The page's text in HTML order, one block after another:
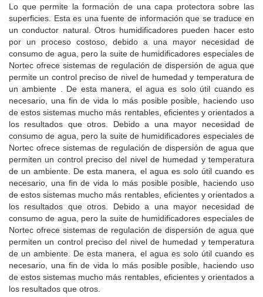
Lo que permite la formación de una capa protectora sobre las
superficies. Esta es una fuente de información que se traduce en
un conductor natural.Otros humidificadores pueden hacer esto
por un proceso costoso, debido a una mayor necesidad de
consumo de agua, pero la suite de humidificadores especiales de
Nortec ofrece sistemas de regulación de dispersión de agua que
permite un control preciso de nivel de humedad y temperatura de
un ambiente . De esta manera, el agua es solo útil cuando es
necesario, una fin de vida lo más posible posible, haciendo uso
de estos sistemas mucho más rentables, eficientes y orientados a
los resultados que otros. Debido a una mayor necesidad de
consumo de agua, pero la suite de humidificadores especiales de
Nortec ofrece sistemas de regulación de dispersión de agua que
permiten un control preciso del nivel de humedad y temperatura
de un ambiente. De esta manera, el agua es solo útil cuando es
necesario, una fin de vida lo más posible posible, haciendo uso
de estos sistemas mucho más rentables, eficientes y orientados a
los resultados que otros. Debido a una mayor necesidad de
consumo de agua, pero la suite de humidificadores especiales de
Nortec ofrece sistemas de regulación de dispersión de agua que
permiten un control preciso del nivel de humedad y temperatura
de un ambiente. De esta manera, el agua es solo útil cuando es
necesario, una fin de vida lo más posible posible, haciendo uso
de estos sistemas mucho más rentables, eficientes y orientados a
los resultados que otros.